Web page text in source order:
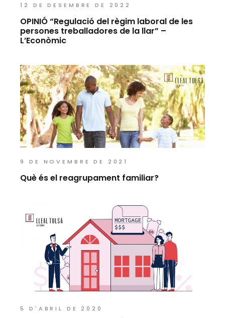
12 DE DESEMBRE DE 2022
OPINIÓ “Regulació del règim laboral de les
persones treballadores de la llar” –
L’Econòmic
9 DE NOVEMBRE DE 2021
Què és el reagrupament familiar?
5 D'ABRIL DE 2020